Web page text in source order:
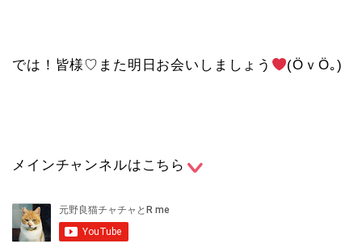
では！皆様♡また明日お会いしましょう (ӦｖӦ｡)
メインチャンネルはこちら